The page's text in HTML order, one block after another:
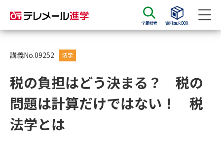
学問検索 資料請求BOX
資料請求
大学・短大の資料種類から請求
大学パンフ
講義No.09252 法学
税の負担はどう決まる？ 税の
問題は計算だけではない！ 税
法学とは